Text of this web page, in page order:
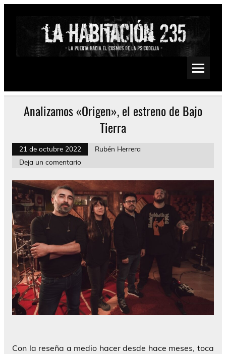
Saltar
Psychedelic, Stoner, Doom, Sludge, Fuzz, Space, Drone
Analizamos «Origen», el estreno de Bajo
Tierra
21 de octubre 2022
Rubén Herrera
Deja un comentario
Con la reseña a medio hacer desde hace meses, toca